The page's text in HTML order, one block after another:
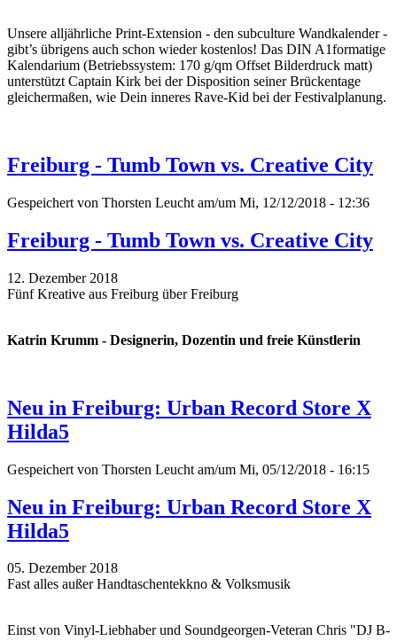
Unsere alljährliche Print-Extension - den subculture Wandkalender -
gibt’s übrigens auch schon wieder kostenlos! Das DIN A1formatige
Kalendarium (Betriebssystem: 170 g/qm Offset Bilderdruck matt)
unterstützt Captain Kirk bei der Disposition seiner Brückentage
gleichermaßen, wie Dein inneres Rave-Kid bei der Festivalplanung.
Freiburg - Tumb Town vs. Creative City
Gespeichert von Thorsten Leucht am/um Mi, 12/12/2018 - 12:36
Freiburg - Tumb Town vs. Creative City
12. Dezember 2018
Fünf Kreative aus Freiburg über Freiburg
Katrin Krumm - Designerin, Dozentin und freie Künstlerin
Neu in Freiburg: Urban Record Store X
Hilda5
Gespeichert von Thorsten Leucht am/um Mi, 05/12/2018 - 16:15
Neu in Freiburg: Urban Record Store X
Hilda5
05. Dezember 2018
Fast alles außer Handtaschentekkno & Volksmusik
Einst von Vinyl-Liebhaber und Soundgeorgen-Veteran Chris "DJ B-